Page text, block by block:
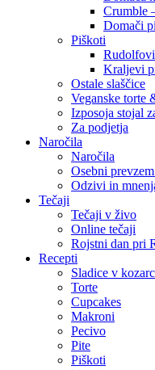
Crumble
Domači
Piškoti
Kraljevi
Ostale slaščice
Veganske torte
Izposoja stojal
Za podjetja
Naročila
Naročila
Osebni
Odzivi in
Tečaji
Tečaji v živo
Online tečaji
Rojstni dan pri
Recepti
Sladice v
Torte
Cupcakes
Makroni
Pecivo
Pite
Piškoti